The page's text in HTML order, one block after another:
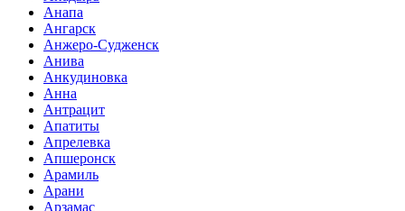
Анапа
Ангарск
Анжеро-Судженск
Анива
Анкудиновка
Анна
Антрацит
Апатиты
Апрелевка
Апшеронск
Арамиль
Арани
Арзамас